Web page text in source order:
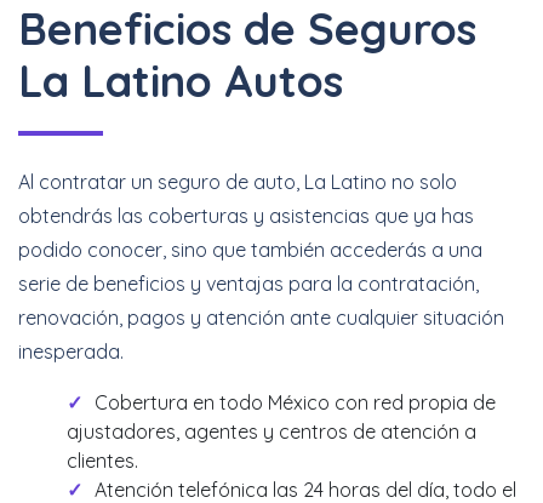
Beneficios de Seguros
La Latino Autos
Al contratar un seguro de auto, La Latino no solo
obtendrás las coberturas y asistencias que ya has
podido conocer, sino que también accederás a una
serie de beneficios y ventajas para la contratación,
renovación, pagos y atención ante cualquier situación
inesperada.
Cobertura en todo México con red propia de
ajustadores, agentes y centros de atención a
clientes.
Atención telefónica las 24 horas del día, todo el